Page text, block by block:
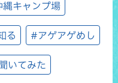
縄キャンプ場
る #アゲアゲめし
いてみた